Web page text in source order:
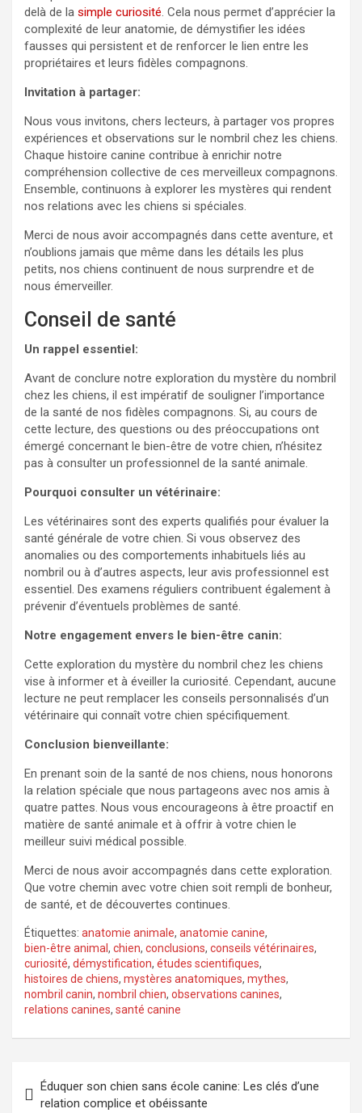
delà de la simple curiosité. Cela nous permet d’apprécier la
complexité de leur anatomie, de démystifier les idées
fausses qui persistent et de renforcer le lien entre les
propriétaires et leurs fidèles compagnons.
Invitation à partager:
Nous vous invitons, chers lecteurs, à partager vos propres
expériences et observations sur le nombril chez les chiens.
Chaque histoire canine contribue à enrichir notre
compréhension collective de ces merveilleux compagnons.
Ensemble, continuons à explorer les mystères qui rendent
nos relations avec les chiens si spéciales.
Merci de nous avoir accompagnés dans cette aventure, et
n’oublions jamais que même dans les détails les plus
petits, nos chiens continuent de nous surprendre et de
nous émerveiller.
Conseil de santé
Un rappel essentiel:
Avant de conclure notre exploration du mystère du nombril
chez les chiens, il est impératif de souligner l’importance
de la santé de nos fidèles compagnons. Si, au cours de
cette lecture, des questions ou des préoccupations ont
émergé concernant le bien-être de votre chien, n’hésitez
pas à consulter un professionnel de la santé animale.
Pourquoi consulter un vétérinaire:
Les vétérinaires sont des experts qualifiés pour évaluer la
santé générale de votre chien. Si vous observez des
anomalies ou des comportements inhabituels liés au
nombril ou à d’autres aspects, leur avis professionnel est
essentiel. Des examens réguliers contribuent également à
prévenir d’éventuels problèmes de santé.
Notre engagement envers le bien-être canin:
Cette exploration du mystère du nombril chez les chiens
vise à informer et à éveiller la curiosité. Cependant, aucune
lecture ne peut remplacer les conseils personnalisés d’un
vétérinaire qui connaît votre chien spécifiquement.
Conclusion bienveillante:
En prenant soin de la santé de nos chiens, nous honorons
la relation spéciale que nous partageons avec nos amis à
quatre pattes. Nous vous encourageons à être proactif en
matière de santé animale et à offrir à votre chien le
meilleur suivi médical possible.
Merci de nous avoir accompagnés dans cette exploration.
Que votre chemin avec votre chien soit rempli de bonheur,
de santé, et de découvertes continues.
Étiquettes: anatomie animale, anatomie canine,
bien-être animal , chien, conclusions, conseils vétérinaires,
curiosité, démystification, études scientifiques,
histoires de chiens, mystères anatomiques, mythes,
nombril canin, nombril chien, observations canines,
relations canines, santé canine
Navigation
de
Éduquer son chien sans école canine: Les clés d’une
relation complice et obéissante